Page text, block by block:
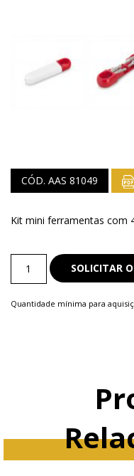
CÓD. AAS 81049
Kit mini ferramentas com
Ferramenta
SOLICITAR
Quantidade mínima para